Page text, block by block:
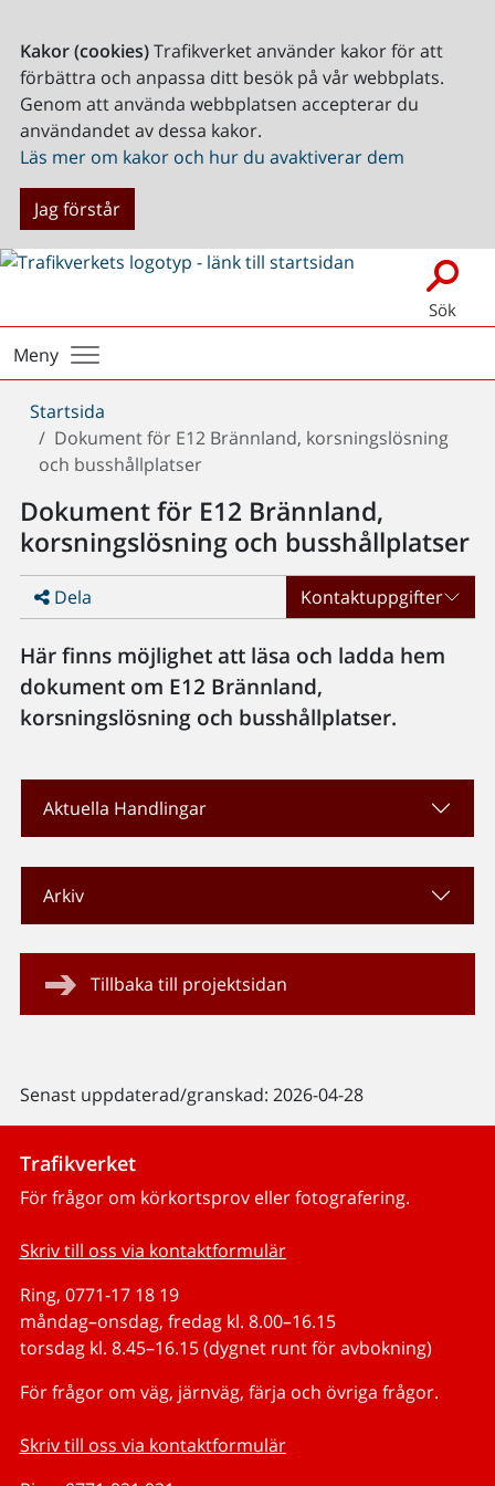
Kakor (cookies)Trafikverket använder kakor för att
förbättra och anpassa ditt besök på vår webbplats.
Genom att använda webbplatsen accepterar du
användandet av dessa kakor.
Läs mer om kakor och hur du avaktiverar dem
Jag förstår
Sök
Meny
Du
är
här:
Startsida
Dokument för E12 Brännland, korsningslösning
och busshållplatser
Dokument för E12 Brännland,
korsningslösning och busshållplatser
Dela Kontaktuppgifter
Här finns möjlighet att läsa och ladda hem
dokument om E12 Brännland,
korsningslösning och busshållplatser.
Aktuella Handlingar
Arkiv
Tillbaka till projektsidan
Senast uppdaterad/granskad: 2026-04-28
Trafikverket
För frågor om körkortsprov eller fotografering.
Skriv till oss via kontaktformulär
Ring, 0771-17 18 19
måndag–onsdag, fredag kl. 8.00–16.15
torsdag kl. 8.45–16.15 (dygnet runt för avbokning)
För frågor om väg, järnväg, färja och övriga frågor.
Skriv till oss via kontaktformulär